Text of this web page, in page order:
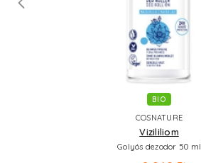
BIO
COSNATURE
Vizililiom
Golyós dezodor 50 ml